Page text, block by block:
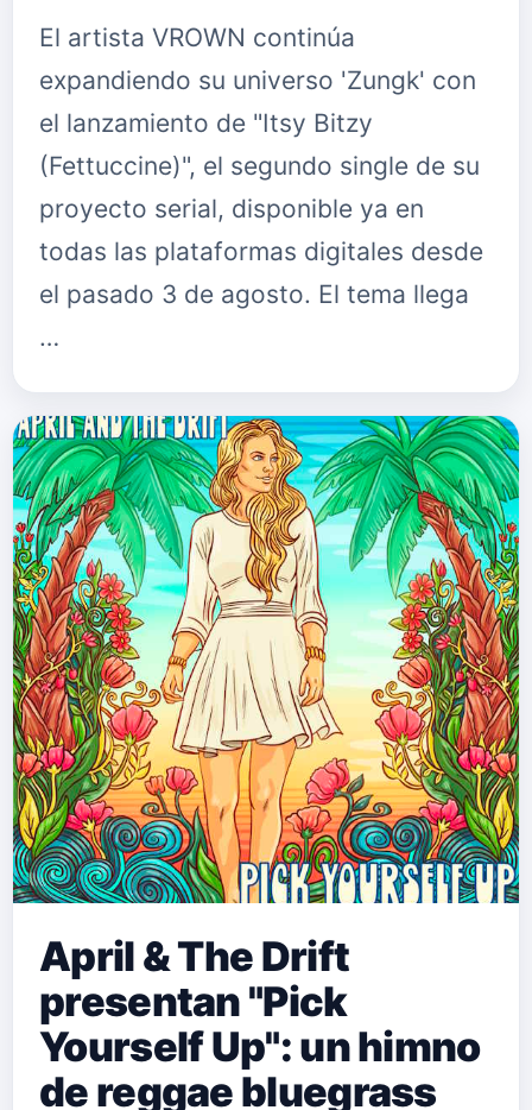
El artista VROWN continúa
expandiendo su universo 'Zungk' con
el lanzamiento de "Itsy Bitzy
(Fettuccine)", el segundo single de su
proyecto serial, disponible ya en
todas las plataformas digitales desde
el pasado 3 de agosto. El tema llega
…
April & The Drift
presentan "Pick
Yourself Up": un himno
de reggae bluegrass